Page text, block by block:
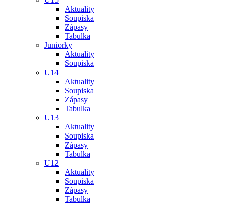
Aktuality
Soupiska
Zápasy
Tabulka
Juniorky
Aktuality
Soupiska
U14
Aktuality
Soupiska
Zápasy
Tabulka
U13
Aktuality
Soupiska
Zápasy
Tabulka
U12
Aktuality
Soupiska
Zápasy
Tabulka